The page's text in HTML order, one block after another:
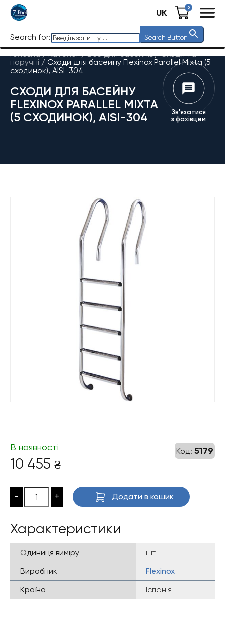
UK 0
Search for: Search Button
Головна / Каталог/Все для басейнів/Сходи та
поручні / Сходи для басейну Flexinox Parallel Mixta (5
сходинок), AISI-304
СХОДИ ДЛЯ БАСЕЙНУ
FLEXINOX PARALLEL MIXTA
(5 СХОДИНОК), AISI-304
Зв'язатися
з фахівцем
Код: 5179
В наявності
10 455 ₴
- + Додати в кошик
Характеристики
Одиниця виміру
шт.
Виробник
Flexinox
Країна
Іспанія